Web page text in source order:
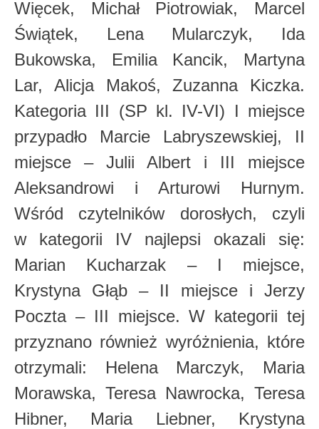
Więcek, Michał Piotrowiak, Marcel
Świątek, Lena Mularczyk, Ida
Bukowska, Emilia Kancik, Martyna
Lar, Alicja Makoś, Zuzanna Kiczka.
Kategoria III (SP kl. IV-VI) I miejsce
przypadło Marcie Labryszewskiej, II
miejsce – Julii Albert i III miejsce
Aleksandrowi i Arturowi Hurnym.
Wśród czytelników dorosłych, czyli
w kategorii IV najlepsi okazali się:
Marian Kucharzak – I miejsce,
Krystyna Głąb – II miejsce i Jerzy
Poczta – III miejsce. W kategorii tej
przyznano również wyróżnienia, które
otrzymali: Helena Marczyk, Maria
Morawska, Teresa Nawrocka, Teresa
Hibner, Maria Liebner, Krystyna